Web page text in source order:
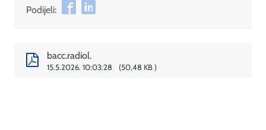
Podijeli:
bacc.radiol.
15.5.2026. 10:03:28 50,48 KB